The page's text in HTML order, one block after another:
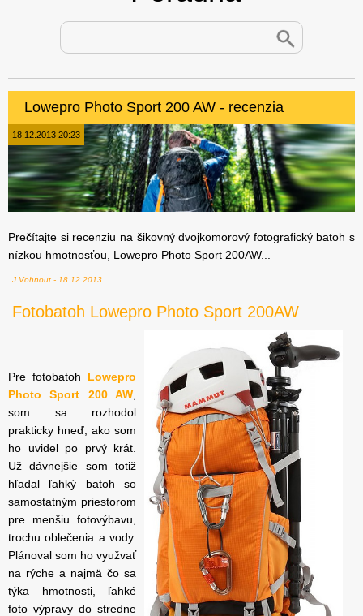
Lowepro Photo Sport 200 AW - recenzia
18.12.2013 20:23
Prečítajte si recenziu na šikovný dvojkomorový fotografický batoh s
nízkou hmotnosťou, Lowepro Photo Sport 200AW...
J.Vohnout - 18.12.2013
Fotobatoh Lowepro Photo Sport 200AW
Pre fotobatoh Lowepro
Photo Sport 200 AW
som sa rozhodol
prakticky hneď, ako som
ho uvidel po prvý krát.
Už dávnejšie som totiž
hľadal ľahký batoh so
samostatným priestorom
pre menšiu fotovýbavu,
trochu oblečenia a vody.
Plánoval som ho využvať
na rýche a najmä čo sa
týka hmotnosti, ľahké
foto výpravy do stredne